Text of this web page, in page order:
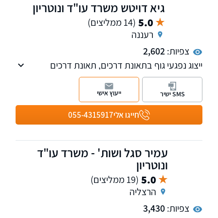
גיא דויטש משרד עו"ד ונוטריון
5.0 (14 ממליצים)
רעננה
צפיות:2,602
ייצוג נפגעי גוף בתאונת דרכים, תאונת דרכים
קשות, תאונות עבודה ורשלנות רפואית, ניסיון מעל
25 שנים בליווי לקוחות עד לקבלת פיצויים
מקסימליים עבורם.
חייגו אלי055-4315917
SMS ישיר ייעוץ אישי
עמיר סגל ושות' - משרד עו"ד
ונוטריון
5.0 (19 ממליצים)
הרצליה
צפיות:3,430